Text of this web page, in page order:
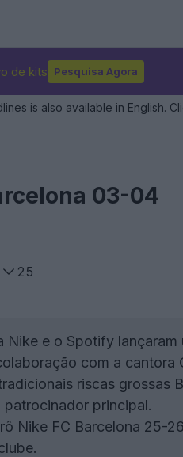
de kits Pesquisa Agora
is also available in English.
03-04
25
Nike e o Spotify
com a cantora
riscas grossas
principal.
Nike FC Barcelona 25-